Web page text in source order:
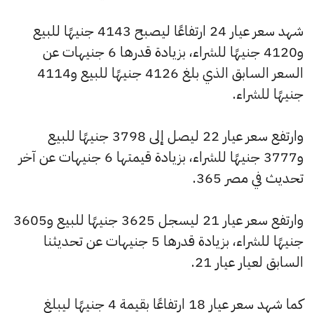
شهد سعر عيار 24 ارتفاعًا ليصبح 4143 جنيهًا للبيع
و4120 جنيهًا للشراء، بزيادة قدرها 6 جنيهات عن
السعر السابق الذي بلغ 4126 جنيهًا للبيع و4114
جنيهًا للشراء.
وارتفع سعر عيار 22 ليصل إلى 3798 جنيهًا للبيع
و3777 جنيهًا للشراء، بزيادة قيمتها 6 جنيهات عن آخر
تحديث في مصر 365.
وارتفع سعر عيار 21 ليسجل 3625 جنيهًا للبيع و3605
جنيهًا للشراء، بزيادة قدرها 5 جنيهات عن تحديثنا
السابق لعيار عيار 21.
كما شهد سعر عيار 18 ارتفاعًا بقيمة 4 جنيهًا ليبلغ